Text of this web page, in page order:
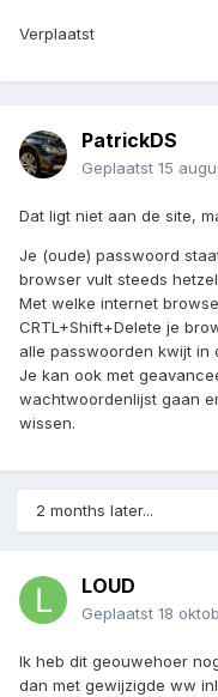
Verplaatst
PatrickDS
Geplaatst 15
Dat ligt niet aan de site,
Je (oude) passwoord
browser vult steeds
Met welke internet
CRTL+Shift+Delete je
alle passwoorden kwijt in
Je kan ook met
wachtwoordenlijst gaan
wissen.
2 months later...
LOUD
Geplaatst 18
Ik heb dit geouwehoer
dan met gewijzigde ww